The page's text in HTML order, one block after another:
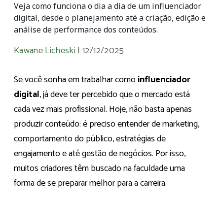
Veja como funciona o dia a dia de um influenciador
digital, desde o planejamento até a criação, edição e
análise de performance dos conteúdos.
Kawane Licheski |12/12/2025
Se você sonha em trabalhar comoinfluenciador
digital, já deve ter percebido que o mercado está
cada vez mais profissional. Hoje, não basta apenas
produzir conteúdo: é preciso entender de marketing,
comportamento do público, estratégias de
engajamento e até gestão de negócios. Por isso,
muitos criadores têm buscado na faculdade uma
forma de se preparar melhor para a carreira.